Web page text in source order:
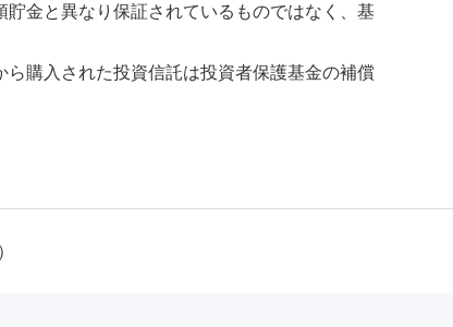
金と異なり保証されているものではなく、基
購入された投資信託は投資者保護基金の補償